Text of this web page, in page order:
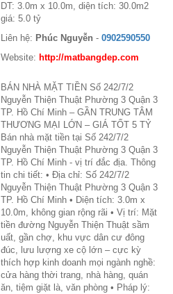
DT: 3.0m x 10.0m, diện tích: 30.0m2
giá: 5.0 tỷ
Liên hệ: Phúc Nguyễn - 0902590550
Website: http://matbangdep.com
BÁN NHÀ MẶT TIỀN Số 242/7/2
Nguyễn Thiện Thuật Phường 3 Quận 3
TP. Hồ Chí Minh – GẦN TRUNG TÂM
THƯƠNG MẠI LỚN – GIÁ TỐT 5 TỶ
Bán nhà mặt tiền tại Số 242/7/2
Nguyễn Thiện Thuật Phường 3 Quận 3
TP. Hồ Chí Minh - vị trí đắc địa. Thông
tin chi tiết: • Địa chỉ: Số 242/7/2
Nguyễn Thiện Thuật Phường 3 Quận 3
TP. Hồ Chí Minh • Diện tích: 3.0m x
10.0m, không gian rộng rãi • Vị trí: Mặt
tiền đường Nguyễn Thiện Thuật sầm
uất, gần chợ, khu vực dân cư đông
đúc, lưu lượng xe cộ lớn – cực kỳ
thích hợp kinh doanh mọi ngành nghề:
cửa hàng thời trang, nhà hàng, quán
ăn, tiệm giặt là, văn phòng • Pháp lý: